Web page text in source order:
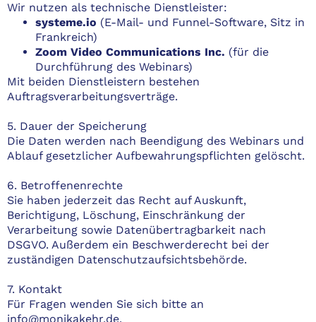
Wir nutzen als technische Dienstleister:
systeme.io (E-Mail- und Funnel-Software, Sitz in
Frankreich)
Zoom Video Communications Inc. (für die
Durchführung des Webinars)
Mit beiden Dienstleistern bestehen
Auftragsverarbeitungsverträge.
5. Dauer der Speicherung
Die Daten werden nach Beendigung des Webinars und
Ablauf gesetzlicher Aufbewahrungspflichten gelöscht.
6. Betroffenenrechte
Sie haben jederzeit das Recht auf Auskunft,
Berichtigung, Löschung, Einschränkung der
Verarbeitung sowie Datenübertragbarkeit nach
DSGVO. Außerdem ein Beschwerderecht bei der
zuständigen Datenschutzaufsichtsbehörde.
7. Kontakt
Für Fragen wenden Sie sich bitte an
info@monikakehr.de.